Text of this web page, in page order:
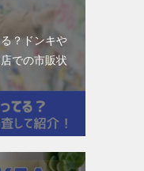
？ドンキや
での市販状